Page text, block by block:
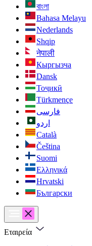
বাংলা
Bahasa Melayu
Nederlands
Shqip
नेपाली
Кыргызча
Dansk
Тоҷикӣ
Türkmençe
فارسی
اردو
Català
Čeština
Suomi
Ελληνικά
Hrvatski
Български
Εταιρεία